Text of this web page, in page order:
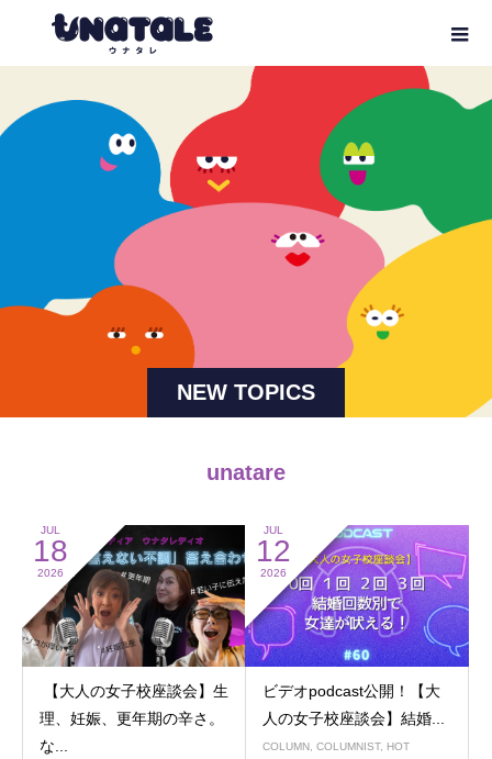
NEW TOPICS
unatare
JUL
18
2026
【大人の女子校座談会】生
理、妊娠、更年期の辛さ。
な...
JUL
12
2026
ビデオpodcast公開！【大
人の女子校座談会】結婚...
COLUMN, COLUMNIST, HOT